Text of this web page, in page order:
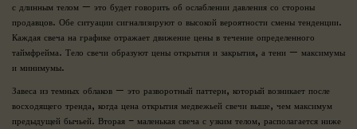
с длинным телом — это будет говорить об ослаблении давления со стороны
продавцов. Обе ситуации сигнализируют о высокой вероятности смены тенденции.
Каждая свеча на графике отражает движение цены в течение определенного
таймфрейма. Тело свечи образуют цены открытия и закрытия, а тени — максимумы
и минимумы.
Завеса из темных облаков — это разворотный паттерн, который возникает после
восходящего тренда, когда цена открытия медвежьей свечи выше, чем максимум
предыдущей бычьей. Вторая – маленькая свеча с узким телом, располагается ниже